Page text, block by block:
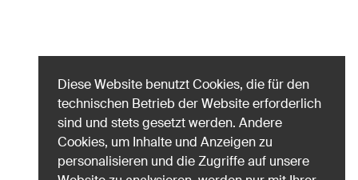
Diese Website benutzt Cookies, die für den
technischen Betrieb der Website erforderlich
sind und stets gesetzt werden. Andere
Cookies, um Inhalte und Anzeigen zu
personalisieren und die Zugriffe auf unsere